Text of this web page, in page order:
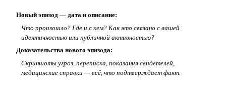
Новый эпизод — дата и описание:
Что произошло? Где и с кем? Как это связано с вашей
идентичностью или публичной активностью?
Доказательства нового эпизода:
Скриншоты угроз, переписка, показания свидетелей,
медицинские справки — всё, что подтверждает факт.